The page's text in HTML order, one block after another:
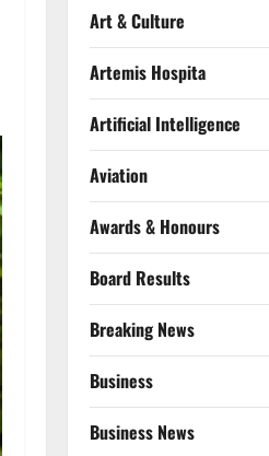
Art & Culture
Artemis Hospita
Artificial Intelligence
Aviation
Awards & Honours
Board Results
Breaking News
Business
Business News